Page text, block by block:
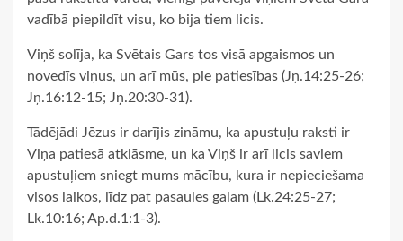
vadībā piepildīt visu, ko bija tiem licis.
Viņš solīja, ka Svētais Gars tos visā apgaismos un
novedīs viņus, un arī mūs, pie patiesības (Jņ.14:25-26;
Jņ.16:12-15; Jņ.20:30-31).
Tādējādi Jēzus ir darījis zināmu, ka apustuļu raksti ir
Viņa patiesā atklāsme, un ka Viņš ir arī licis saviem
apustuļiem sniegt mums mācību, kura ir nepieciešama
visos laikos, līdz pat pasaules galam (Lk.24:25-27;
Lk.10:16; Ap.d.1:1-3).